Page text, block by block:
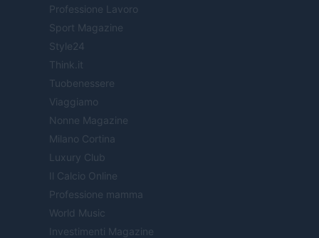
Professione Lavoro
Sport Magazine
Style24
Think.it
Tuobenessere
Viaggiamo
Nonne Magazine
Milano Cortina
Luxury Club
Il Calcio Online
Professione mamma
World Music
Investimenti Magazine